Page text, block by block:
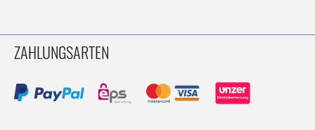
ZAHLUNGSARTEN